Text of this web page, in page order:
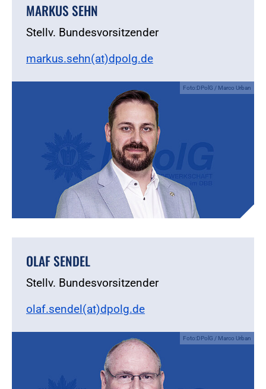
MARKUS SEHN
Stellv. Bundesvorsitzender
markus.sehn(at)dpolg.de
Foto:DPolG / Marco Urban
OLAF SENDEL
Stellv. Bundesvorsitzender
olaf.sendel(at)dpolg.de
Foto:DPolG / Marco Urban